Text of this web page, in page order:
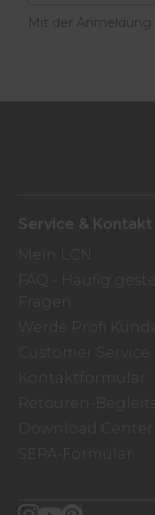
Mit der
Service & Kontakt
Mein LCN
FAQ - Häufig
Fragen
Werde Profi Kunde
Customer Service
Kontaktformular
Retouren-
Download Center
SEPA-Formular